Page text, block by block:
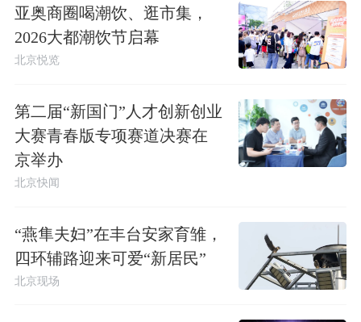
亚奥商圈喝潮饮、逛市集，
2026大都潮饮节启幕
北京悦览
第二届“新国门”人才创新创业
大赛青春版专项赛道决赛在
京举办
北京快闻
“燕隼夫妇”在丰台安家育雏，
四环辅路迎来可爱“新居民”
北京现场